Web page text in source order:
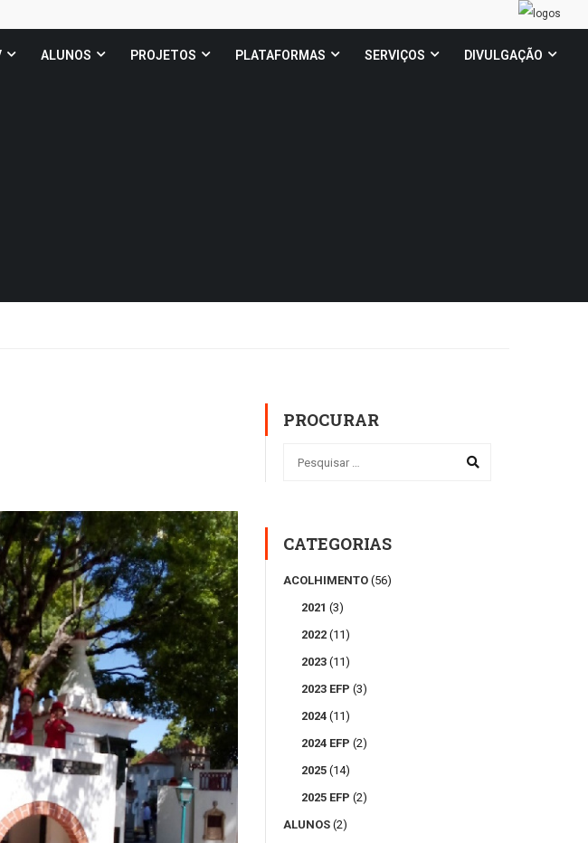
ALUNOS PROJETOS PLATAFORMAS SERVIÇOS DIVULGAÇÃO
PROCURAR
CATEGORIAS
ACOLHIMENTO (56)
2021 (3)
2022 (11)
2023 (11)
2023 EFP (3)
2024 (11)
2024 EFP (2)
2025 (14)
2025 EFP (2)
ALUNOS (2)